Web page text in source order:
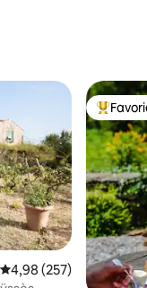
Gemiddelde
4,98 (257)